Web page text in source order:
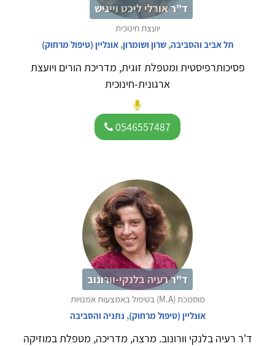
ד"ר אורלי ליכט וייניש
יועצת חינוכית
תל אביב והסביבה,שרון ושומרון,אונליין (טיפול מרחוק)
פסיכותרפיסטית ומטפלת זוגית, מדריכת הורים ויועצת
ארגונית-חינוכית
0546557487
ד"ר רעיה בלנקי-וורונוב
מוסמכת (M.A) בטיפול באמצעות אמנויות
אונליין (טיפול מרחוק), נתניה והסביבה
ד'ר רעיה בלנקי וורונוב. מרצה, מדריכה, מטפלת במוזיקה